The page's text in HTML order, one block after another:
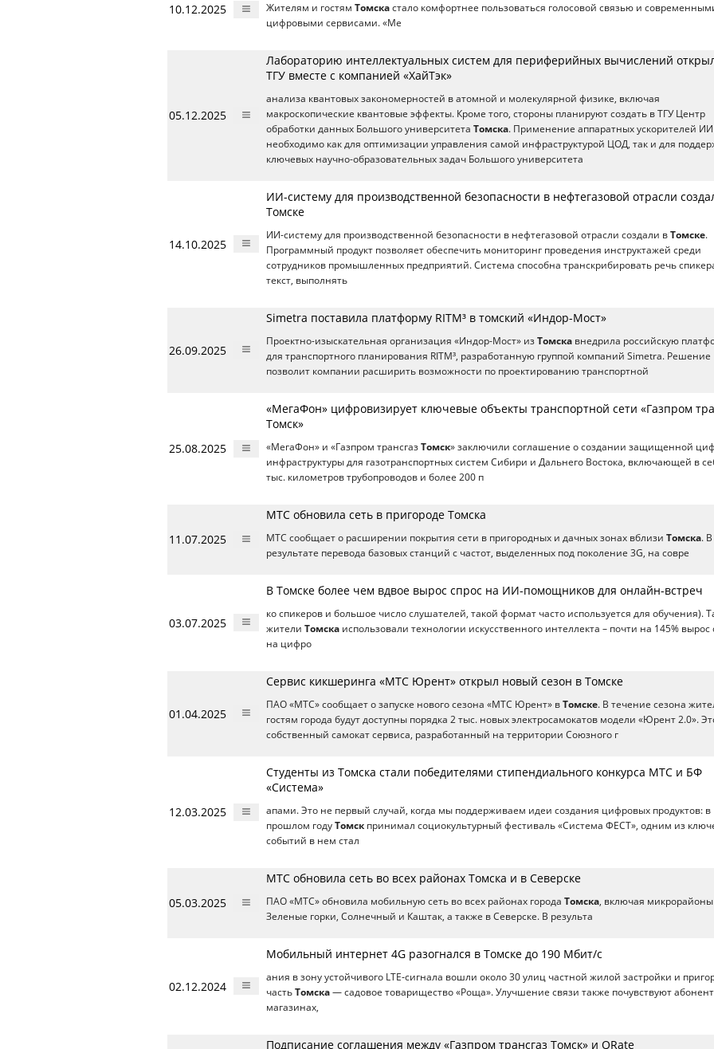
10.12.2025 Жителям и гостям Томска стало комфортнее пользоваться голосовой связью и
цифровыми сервисами. «Ме
05.12.2025
Лабораторию интеллектуальных систем для периферийных вычислений
ТГУ вместе с компанией «ХайТэк»
анализа квантовых закономерностей в атомной и молекулярной физике, включая
макроскопические квантовые эффекты. Кроме того, стороны планируют создать в ТГУ Центр
обработки данных Большого университета Томска. Применение аппаратных ускорителей ИИ
необходимо как для оптимизации управления самой инфраструктурой ЦОД, так и для
ключевых научно-образовательных задач Большого университета
14.10.2025
ИИ-систему для производственной безопасности в нефтегазовой отрасли
Томске
ИИ-систему для производственной безопасности в нефтегазовой отрасли создали в Томске.
Программный продукт позволяет обеспечить мониторинг проведения инструктажей среди
сотрудников промышленных предприятий. Система способна транскрибировать речь
текст, выполнять
26.09.2025
Simetra поставила платформу RITM³ в томский «Индор-Мост»
Проектно-изыскательная организация «Индор-Мост» из Томска внедрила российскую
для транспортного планирования RITM³, разработанную группой компаний Simetra. Решение
позволит компании расширить возможности по проектированию транспортной
25.08.2025
«МегаФон» цифровизирует ключевые объекты транспортной сети «Газпром
Томск»
«МегаФон» и «Газпром трансгаз Томск» заключили соглашение о создании защищенной
инфраструктуры для газотранспортных систем Сибири и Дальнего Востока, включающей в
тыс. километров трубопроводов и более 200 п
11.07.2025
МТС обновила сеть в пригороде Томска
МТС сообщает о расширении покрытия сети в пригородных и дачных зонах вблизи Томска. В
результате перевода базовых станций с частот, выделенных под поколение 3G, на совре
03.07.2025
В Томске более чем вдвое вырос спрос на ИИ-помощников для онлайн-встреч
ко спикеров и большое число слушателей, такой формат часто используется для обучения).
жители Томска использовали технологии искусственного интеллекта – почти на 145% вырос
на цифро
01.04.2025
Сервис кикшеринга «МТС Юрент» открыл новый сезон в Томске
ПАО «МТС» сообщает о запуске нового сезона «МТС Юрент» в Томске. В течение сезона
гостям города будут доступны порядка 2 тыс. новых электросамокатов модели «Юрент 2.0».
собственный самокат сервиса, разработанный на территории Союзного г
12.03.2025
Студенты из Томска стали победителями стипендиального конкурса МТС и БФ
«Система»
апами. Это не первый случай, когда мы поддерживаем идеи создания цифровых продуктов: в
прошлом году Томск принимал социокультурный фестиваль «Система ФЕСТ», одним из
событий в нем стал
05.03.2025
МТС обновила сеть во всех районах Томска и в Северске
ПАО «МТС» обновила мобильную сеть во всех районах города Томска , включая микрорайоны
Зеленые горки, Солнечный и Каштак, а также в Северске. В результа
02.12.2024
Мобильный интернет 4G разогнался в Томске до 190 Мбит/с
ания в зону устойчивого LTE‑сигнала вошли около 30 улиц частной жилой застройки и
часть Томска — садовое товарищество «Роща». Улучшение связи также почувствуют
магазинах,
Подписание соглашения между «Газпром трансгаз Томск» и QRate